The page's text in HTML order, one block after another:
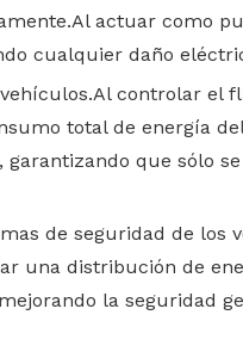
actuar como
cualquier daño
controlar el
total de energía
que sólo
de seguridad de los
una distribución de
la seguridad